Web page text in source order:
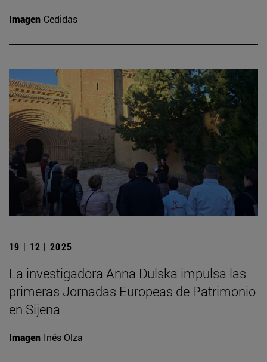
Imagen Cedidas
19 | 12 | 2025
La investigadora Anna Dulska impulsa las
primeras Jornadas Europeas de Patrimonio
en Sijena
Imagen Inés Olza